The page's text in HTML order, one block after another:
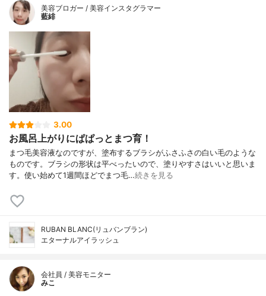
美容ブロガー / 美容インスタグラマー
藍緋
3.00
お風呂上がりにぱぱっとまつ育！
まつ毛美容液なのですが、塗布するブラシがふさふさの白い毛のような
ものです。ブラシの形状は平べったいので、塗りやすさはいいと思いま
す。使い始めて1週間ほどでまつ毛…続きを見る
RUBAN BLANC(リュバンブラン)
エターナルアイラッシュ
会社員 / 美容モニター
みこ